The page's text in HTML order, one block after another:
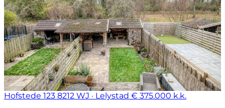
Hofstede 123 8212 WJ · Lelystad € 375.000 k.k.